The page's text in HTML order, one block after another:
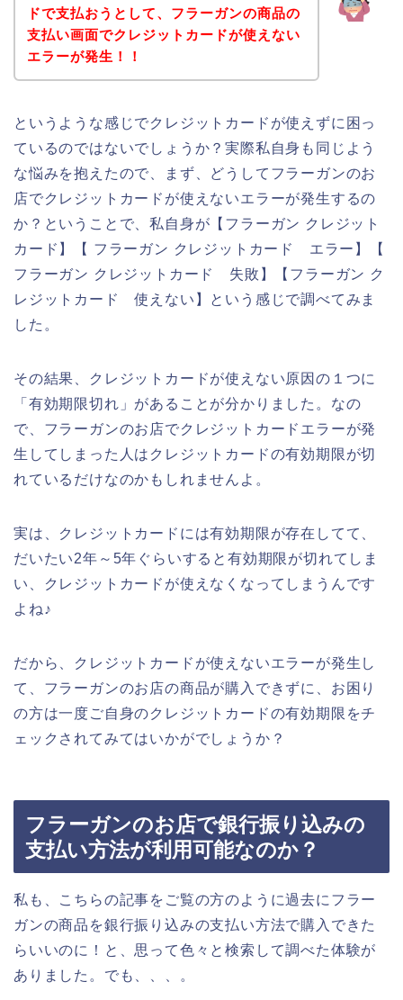
ドで支払おうとして、フラーガンの商品の
支払い画面でクレジットカードが使えない
エラーが発生！！
というような感じでクレジットカードが使えずに困っ
ているのではないでしょうか？実際私自身も同じよう
な悩みを抱えたので、まず、どうしてフラーガンのお
店でクレジットカードが使えないエラーが発生するの
か？ということで、私自身が【フラーガン クレジット
カード】【 フラーガン クレジットカード エラー】【
フラーガン クレジットカード 失敗】【フラーガン ク
レジットカード 使えない】という感じで調べてみま
した。
その結果、クレジットカードが使えない原因の１つに
「有効期限切れ」があることが分かりました。なの
で、フラーガンのお店でクレジットカードエラーが発
生してしまった人はクレジットカードの有効期限が切
れているだけなのかもしれませんよ。
実は、クレジットカードには有効期限が存在してて、
だいたい2年～5年ぐらいすると有効期限が切れてしま
い、クレジットカードが使えなくなってしまうんです
よね♪
だから、クレジットカードが使えないエラーが発生し
て、フラーガンのお店の商品が購入できずに、お困り
の方は一度ご自身のクレジットカードの有効期限をチ
ェックされてみてはいかがでしょうか？
フラーガンのお店で銀行振り込みの
支払い方法が利用可能なのか？
私も、こちらの記事をご覧の方のように過去にフラー
ガンの商品を銀行振り込みの支払い方法で購入できた
らいいのに！と、思って色々と検索して調べた体験が
ありました。でも、、、。